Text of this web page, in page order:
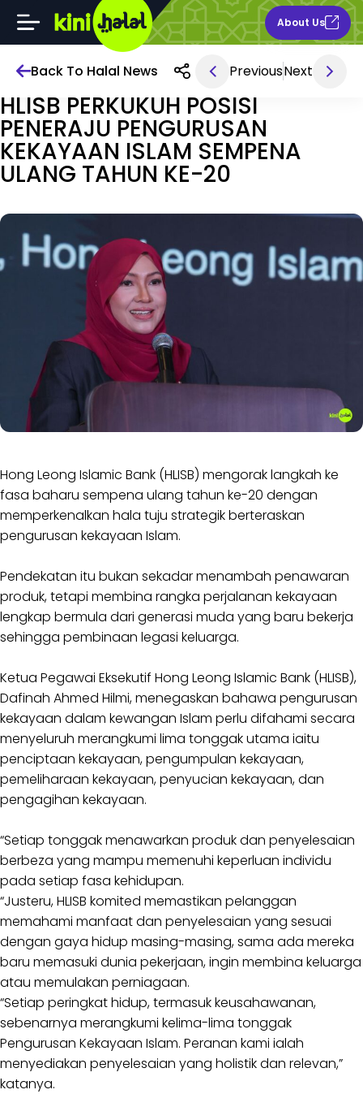
About Us
Back To Halal News PreviousNext
Dec 08, 2025 9AM
HLISB PERKUKUH POSISI
PENERAJU PENGURUSAN
KEKAYAAN ISLAM SEMPENA
ULANG TAHUN KE-20
Hong Leong Islamic Bank (HLISB) mengorak langkah ke
fasa baharu sempena ulang tahun ke-20 dengan
memperkenalkan hala tuju strategik berteraskan
pengurusan kekayaan Islam.
Pendekatan itu bukan sekadar menambah penawaran
produk, tetapi membina rangka perjalanan kekayaan
lengkap bermula dari generasi muda yang baru bekerja
sehingga pembinaan legasi keluarga.
Ketua Pegawai Eksekutif Hong Leong Islamic Bank (HLISB),
Dafinah Ahmed Hilmi, menegaskan bahawa pengurusan
kekayaan dalam kewangan Islam perlu difahami secara
menyeluruh merangkumi lima tonggak utama iaitu
penciptaan kekayaan, pengumpulan kekayaan,
pemeliharaan kekayaan, penyucian kekayaan, dan
pengagihan kekayaan.
“Setiap tonggak menawarkan produk dan penyelesaian
berbeza yang mampu memenuhi keperluan individu
pada setiap fasa kehidupan.
“Justeru, HLISB komited memastikan pelanggan
memahami manfaat dan penyelesaian yang sesuai
dengan gaya hidup masing-masing, sama ada mereka
baru memasuki dunia pekerjaan, ingin membina keluarga
atau memulakan perniagaan.
“Setiap peringkat hidup, termasuk keusahawanan,
sebenarnya merangkumi kelima-lima tonggak
Pengurusan Kekayaan Islam. Peranan kami ialah
menyediakan penyelesaian yang holistik dan relevan,”
katanya.